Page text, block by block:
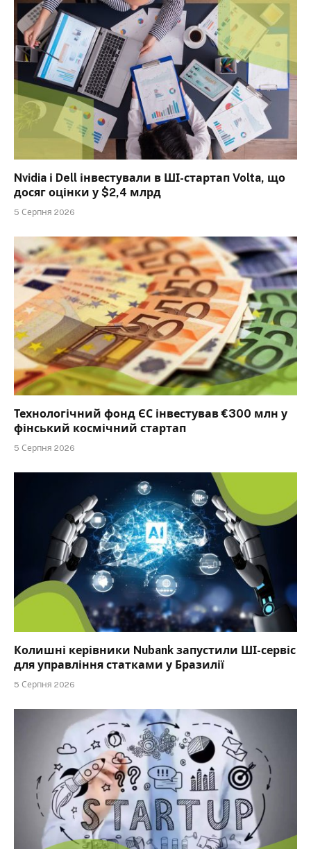
Nvidia і Dell інвестували в ШІ-стартап Volta, що
досяг оцінки у $2,4 млрд
5 Серпня 2026
Технологічний фонд ЄС інвестував €300 млн у
фінський космічний стартап
5 Серпня 2026
Колишні керівники Nubank запустили ШІ-сервіс
для управління статками у Бразилії
5 Серпня 2026